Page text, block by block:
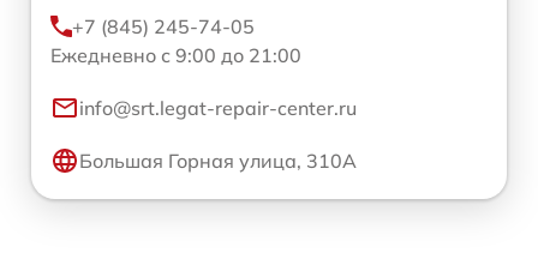
+7 (845) 245-74-05
Ежедневно с 9:00 до 21:00
info@srt.legat-repair-center.ru
Большая Горная улица, 310А